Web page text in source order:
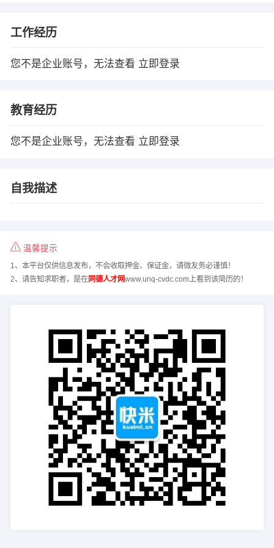
工作经历
您不是企业账号，无法查看 立即登录
教育经历
您不是企业账号，无法查看 立即登录
自我描述
温馨提示
1、本平台仅供信息发布，不会收取押金、保证金，请微友务必谨慎！
2、请告知求职者，是在同德人才网www.unq-cvdc.com上看到该简历的！